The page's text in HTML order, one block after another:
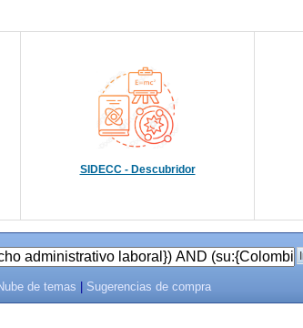
SIDECC - Descubridor
de temas Sugerencias de compra